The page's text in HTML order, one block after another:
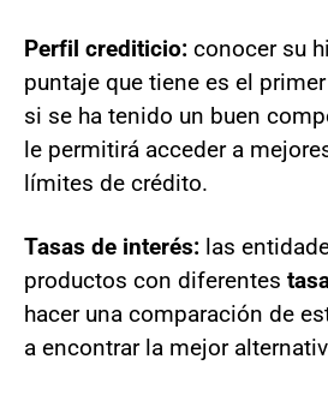
Perfil crediticio: conocer su
puntaje que tiene es el
si se ha tenido un buen
le permitirá acceder a
límites de crédito.
Tasas de interés: las
productos con diferentes
hacer una comparación de
a encontrar la mejor